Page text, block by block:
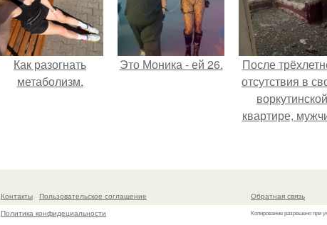
Как разогнать
метаболизм.
Это Моника - ей 26.
После
отсутствия в
воркутинской
квартире,
жилище
стаи голубей.
Контакты
Пользовательское соглашение
Политика конфидециальности
Обратная связь
Копирование разрешено при